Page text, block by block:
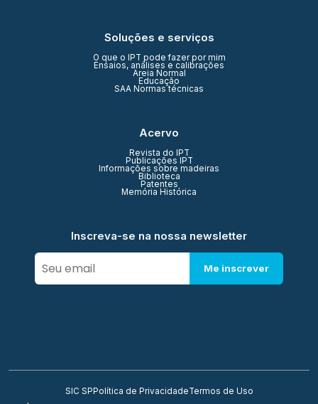
Soluções e serviços
O que o IPT pode fazer por mim
Ensaios, análises e calibrações
Areia Normal
Educação
SAA Normas técnicas
Acervo
Revista do IPT
Publicações IPT
Informações sobre madeiras
Biblioteca
Patentes
Memória Histórica
Inscreva-se na nossa newsletter
Me inscrever
SIC SP Política de PrivacidadeTermos de Uso